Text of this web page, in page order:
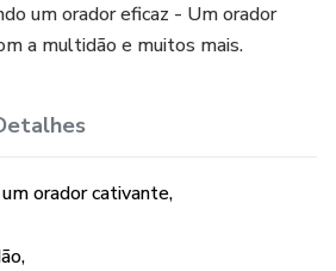
um orador eficaz - Um orador
a multidão e muitos mais.
orador cativante,